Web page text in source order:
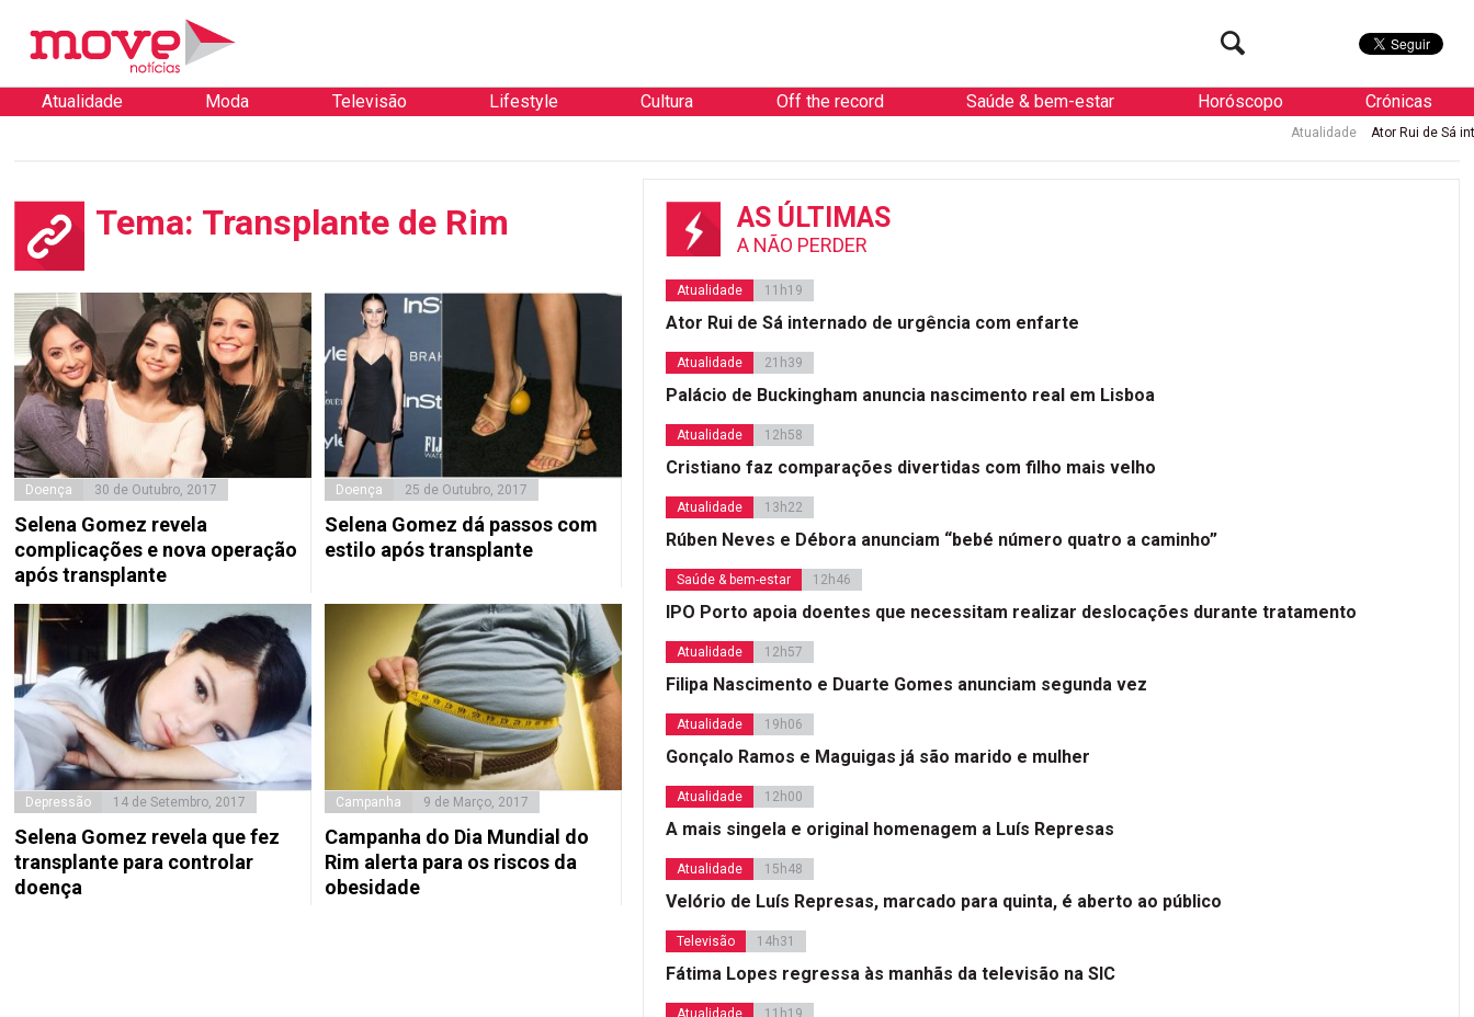
Atualidade Moda Televisão Lifestyle Cultura Off the record Saúde & bem-estar Horóscopo Crónicas
Atualidade Ator Rui de Sá internado
Tema: Transplante de Rim
Doença 30 de Outubro, 2017
Selena Gomez revela
complicações e nova operação
após transplante
Doença 25 de Outubro, 2017
Selena Gomez dá passos com
estilo após transplante
Depressão 14 de Setembro, 2017
Selena Gomez revela que fez
transplante para controlar
doença
Campanha 9 de Março, 2017
Campanha do Dia Mundial do
Rim alerta para os riscos da
obesidade
AS ÚLTIMAS
A NÃO PERDER
Atualidade 11h19
Ator Rui de Sá internado de urgência com enfarte
Atualidade 21h39
Palácio de Buckingham anuncia nascimento real em Lisboa
Atualidade 12h58
Cristiano faz comparações divertidas com filho mais velho
Atualidade 13h22
Rúben Neves e Débora anunciam “bebé número quatro a caminho”
Saúde & bem-estar 12h46
IPO Porto apoia doentes que necessitam realizar deslocações durante tratamento
Atualidade 12h57
Filipa Nascimento e Duarte Gomes anunciam segunda vez
Atualidade 19h06
Gonçalo Ramos e Maguigas já são marido e mulher
Atualidade 12h00
A mais singela e original homenagem a Luís Represas
Atualidade 15h48
Velório de Luís Represas, marcado para quinta, é aberto ao público
Televisão 14h31
Fátima Lopes regressa às manhãs da televisão na SIC
Atualidade 11h19